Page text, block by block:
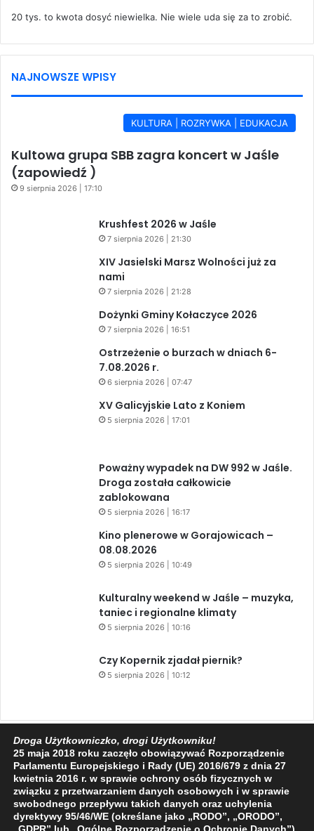
z
20 tys. to kwota dosyć niewielka. Nie wiele uda się za to zrobić.
NAJNOWSZE WPISY
KULTURA | ROZRYWKA | EDUKACJA
Kultowa grupa SBB zagra koncert w Jaśle
(zapowiedź )
9 sierpnia 2026 | 17:10
Krushfest 2026 w Jaśle
7 sierpnia 2026 | 21:30
XIV Jasielski Marsz Wolności już za
nami
7 sierpnia 2026 | 21:28
Dożynki Gminy Kołaczyce 2026
7 sierpnia 2026 | 16:51
Ostrzeżenie o burzach w dniach 6-
7.08.2026 r.
6 sierpnia 2026 | 07:47
XV Galicyjskie Lato z Koniem
5 sierpnia 2026 | 17:01
Poważny wypadek na DW 992 w Jaśle.
Droga została całkowicie
zablokowana
5 sierpnia 2026 | 16:17
Kino plenerowe w Gorajowicach –
08.08.2026
5 sierpnia 2026 | 10:49
Kulturalny weekend w Jaśle – muzyka,
taniec i regionalne klimaty
5 sierpnia 2026 | 10:16
Czy Kopernik zjadał piernik?
5 sierpnia 2026 | 10:12
Facebook
X YouTube
Droga Użytkowniczko, drogi Użytkowniku!
25 maja 2018 roku zaczęło obowiązywać Rozporządzenie
Parlamentu Europejskiego i Rady (UE) 2016/679 z dnia 27
kwietnia 2016 r. w sprawie ochrony osób fizycznych w
związku z przetwarzaniem danych osobowych i w sprawie
swobodnego przepływu takich danych oraz uchylenia
dyrektywy 95/46/WE (określane jako „RODO”, „ORODO”,